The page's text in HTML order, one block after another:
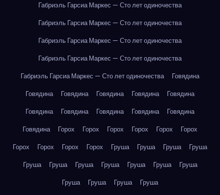
Габриэль Гарсиа Маркес — Сто лет одиночества
Габриэль Гарсиа Маркес — Сто лет одиночества
Габриэль Гарсиа Маркес — Сто лет одиночества
Габриэль Гарсиа Маркес — Сто лет одиночества
Габриэль Гарсиа Маркес — Сто лет одиночества
Говядина
Говядина
Говядина Говядина Говядина
Говядина
Говядина
Говядина Говядина Говядина
Говядина
Говядина
Горох Горох Горох Горох Горох
Горох
Горох
Горох Горох Горох Груша Груша Груша
Груша
Груша
Груша Груша Груша Груша Груша
Груша
Груша
Груша Груша
Груша